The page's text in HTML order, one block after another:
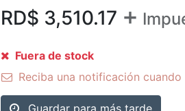
RD$ 3,510.17 +
Fuera de stock
Reciba una notificación
Guardar para más tarde